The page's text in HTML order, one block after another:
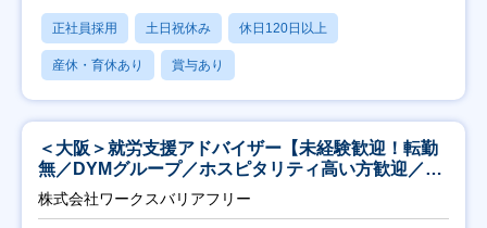
正社員採用 土日祝休み 休日120日以上
産休・育休あり 賞与あり
＜大阪＞就労支援アドバイザー【未経験歓迎！転勤
無／DYMグループ／ホスピタリティ高い方歓迎／土
日祝】
株式会社ワークスバリアフリー